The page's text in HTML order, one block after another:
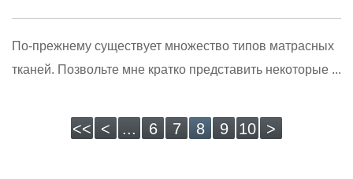
По-прежнему существует множество типов матрасных
тканей. Позвольте мне кратко представить некоторые ...
<< < ... 6 7 8 9 10 >